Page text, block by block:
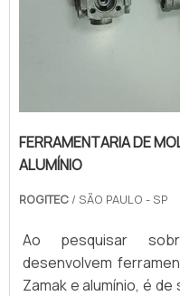
FERRAMENTARIA DE
ALUMÍNIO
ROGITEC / SÃO PAULO - SP
Ao pesquisar
desenvolvem
Zamak e alumínio, é